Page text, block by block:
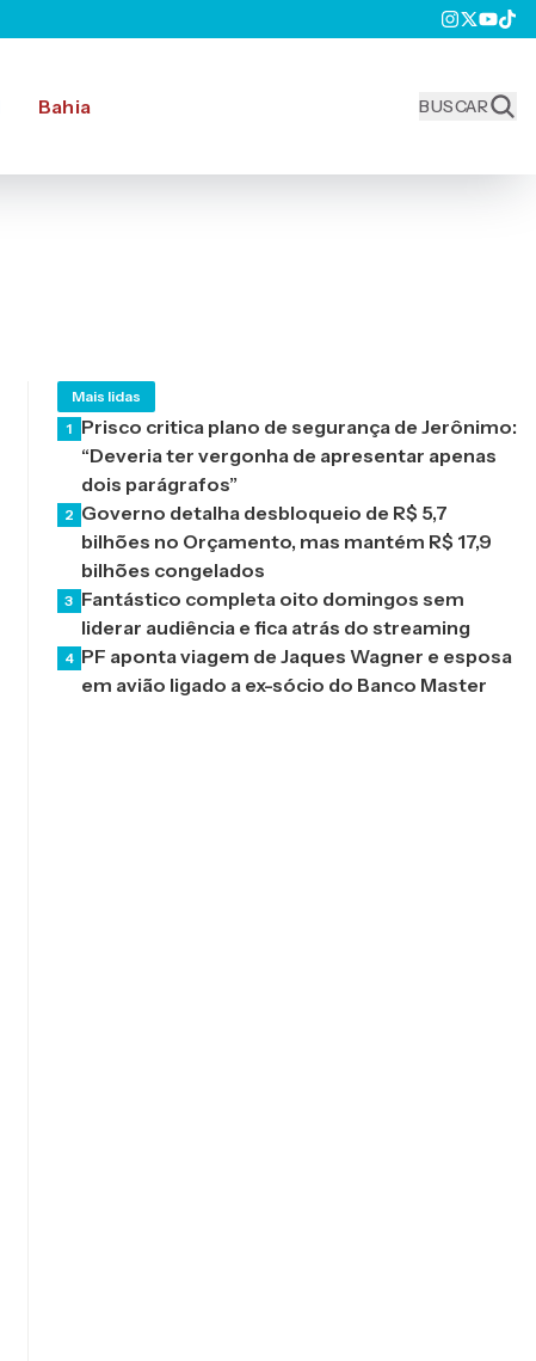
Bahia BUSCAR
Mais lidas
1 Prisco critica plano de segurança de Jerônimo:
“Deveria ter vergonha de apresentar apenas
dois parágrafos”
2 Governo detalha desbloqueio de R$ 5,7
bilhões no Orçamento, mas mantém R$ 17,9
bilhões congelados
3 Fantástico completa oito domingos sem
liderar audiência e fica atrás do streaming
4 PF aponta viagem de Jaques Wagner e esposa
em avião ligado a ex-sócio do Banco Master